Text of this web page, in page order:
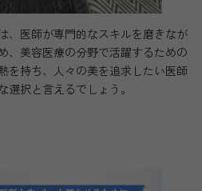
、医師が専門的なスキルを磨きなが
、美容医療の分野で活躍するための
を持ち、人々の美を追求したい医師
選択と言えるでしょう。